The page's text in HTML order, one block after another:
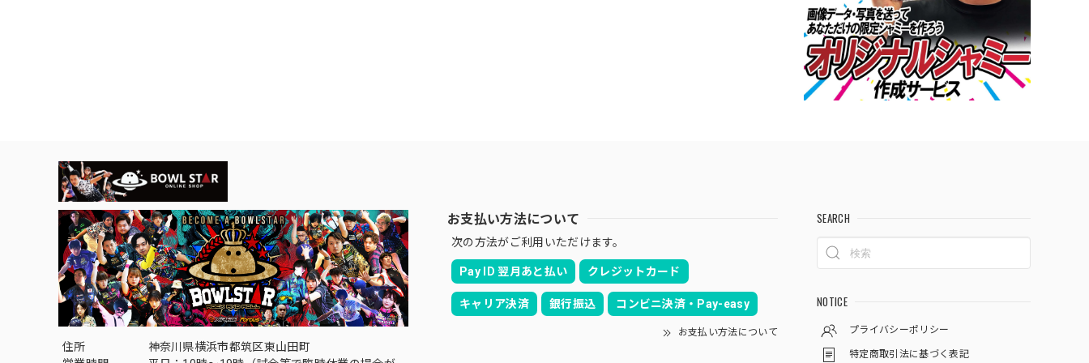
住所
神奈川県横浜市都筑区東山田町
お支払い方法について
次の方法がご利用いただけます。
Pay ID 翌月あと払い クレジットカード
キャリア決済 銀行振込 コンビニ決済・Pay-easy
お支払い方法について
SEARCH
NOTICE
プライバシーポリシー
特定商取引法に基づく表記